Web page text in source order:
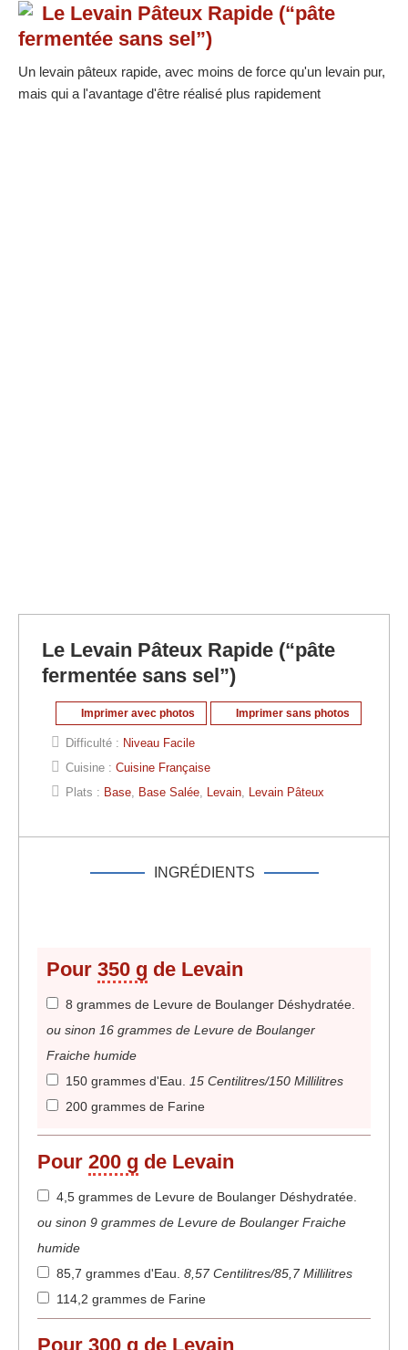
Le Levain Pâteux Rapide (“pâte
fermentée sans sel”)
Un levain pâteux rapide, avec moins de force qu'un levain pur,
mais qui a l'avantage d'être réalisé plus rapidement
Le Levain Pâteux Rapide (“pâte
fermentée sans sel”)
Imprimer avec photos Imprimer sans photos
Difficulté : Niveau Facile
Cuisine : Cuisine Française
Plats : Base, Base Salée, Levain, Levain Pâteux
INGRÉDIENTS
Pour 350 g de Levain
8 grammes de Levure de Boulanger Déshydratée.
ou sinon 16 grammes de Levure de Boulanger
Fraiche humide
150 grammes d'Eau. 15 Centilitres/150 Millilitres
200 grammes de Farine
Pour 200 g de Levain
4,5 grammes de Levure de Boulanger Déshydratée.
ou sinon 9 grammes de Levure de Boulanger Fraiche
humide
85,7 grammes d'Eau. 8,57 Centilitres/85,7 Millilitres
114,2 grammes de Farine
Pour 300 g de Levain